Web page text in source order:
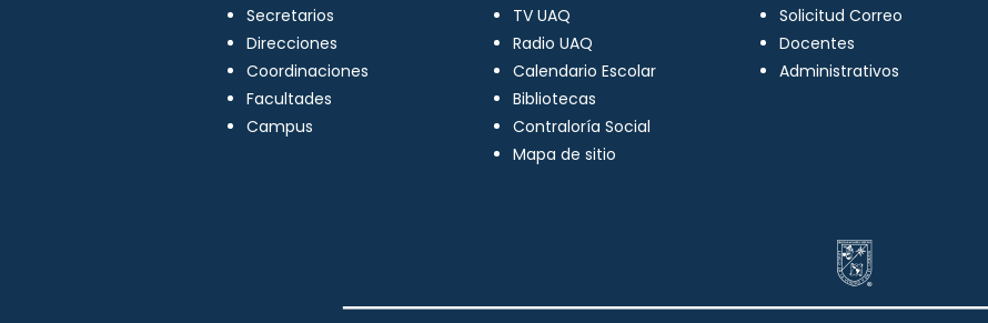
Secretarios
Direcciones
Coordinaciones
Facultades
Campus
TV UAQ
Radio UAQ
Calendario Escolar
Bibliotecas
Contraloría Social
Mapa de sitio
Solicitud Correo
Docentes
Administrativos